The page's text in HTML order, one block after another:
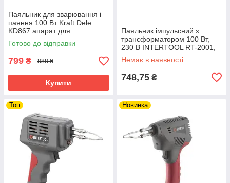
Паяльник для зварювання і
паяння 100 Вт Kraft Dele
KD867 апарат для
зварювання пластику riven
Готово до відправки
799 ₴ 888 ₴
Купити
Паяльник імпульсний з
трансформатором 100 Вт,
230 В INTERTOOL RT-2001,
Паяльник для
електромонтажу riven
Немає в наявності
748,75 ₴
Топ Новинка